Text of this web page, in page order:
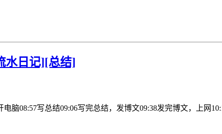
水日记][总结]
脑08:57写总结09:06写完总结，发博文09:38发完博文，上网